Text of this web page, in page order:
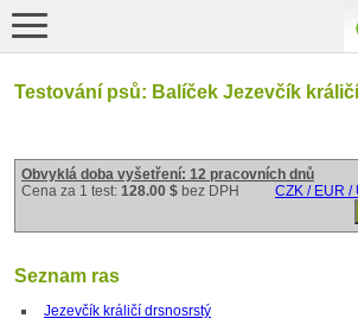
Testování psů: Balíček Jezevčík
Obvyklá doba vyšetření: 12 pracovních dnů
Cena za 1 test: 128.00 $ bez DPH CZK / EUR /
Seznam ras
Jezevčík králičí drsnosrstý